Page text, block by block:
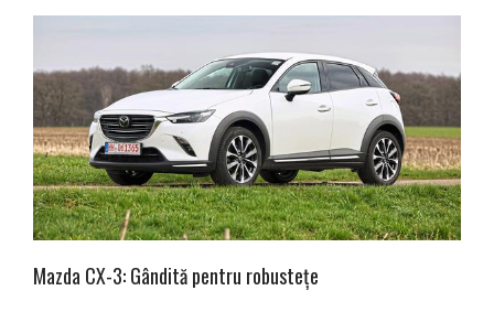
Mazda CX-3: Gândită pentru robustețe